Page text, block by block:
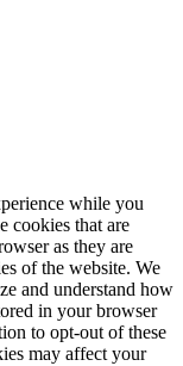
while you
cookies that are
as they are
of the website. We
and understand how
in your browser
to opt-out of these
may affect your